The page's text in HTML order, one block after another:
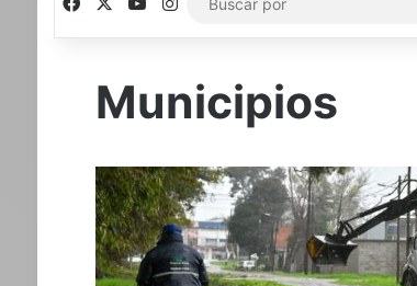
Municipios